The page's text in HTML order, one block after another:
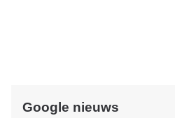
Google nieuws